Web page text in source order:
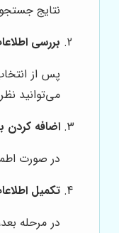
نتایج
بررسی
پس از
می‌توانید
اضافه کردن
در صورت
تکمیل
در مرحله